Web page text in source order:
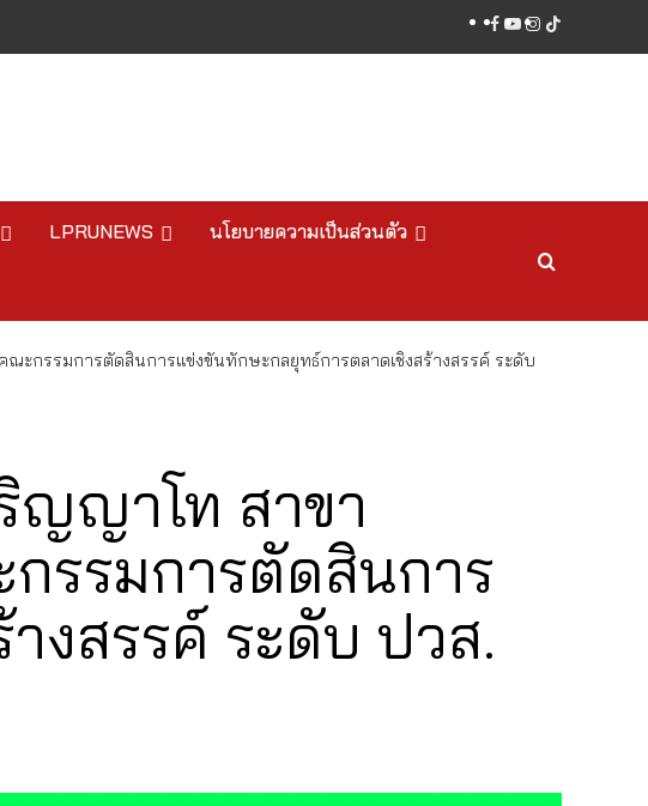
facebook
youtube
instagram
tiktok
LPRUNEWS นโยบายความเป็นส่วนตัว
กรรมการตัดสินการแข่งขันทักษะกลยุทธ์การตลาดเชิงสร้างสรรค์ ระดับ
ญญาโท สาขา
รรมการตัดสินการ
งสรรค์ ระดับ ปวส.